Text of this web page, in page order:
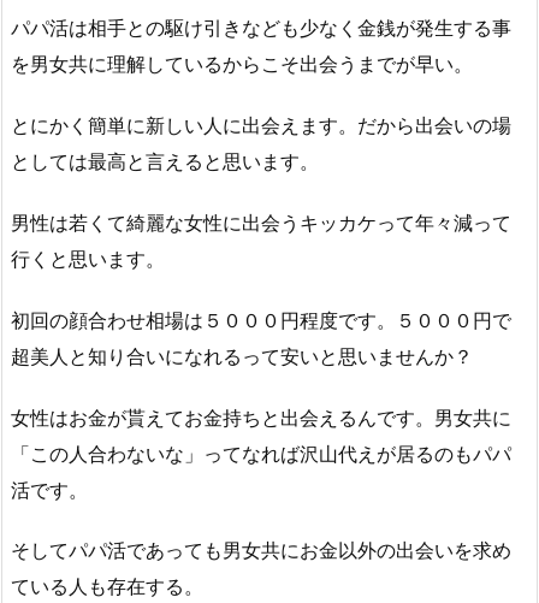
パパ活は相手との駆け引きなども少なく金銭が発生する事
を男女共に理解しているからこそ出会うまでが早い。
とにかく簡単に新しい人に出会えます。だから出会いの場
としては最高と言えると思います。
男性は若くて綺麗な女性に出会うキッカケって年々減って
行くと思います。
初回の顔合わせ相場は５０００円程度です。５０００円で
超美人と知り合いになれるって安いと思いませんか？
女性はお金が貰えてお金持ちと出会えるんです。男女共に
「この人合わないな」ってなれば沢山代えが居るのもパパ
活です。
そしてパパ活であっても男女共にお金以外の出会いを求め
ている人も存在する。